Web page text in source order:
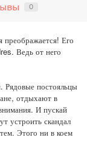
0
преображается! Его
Ведь от него
Рядовые постояльцы
отдыхают в
И пускай
устроить скандал
Этого ни в коем